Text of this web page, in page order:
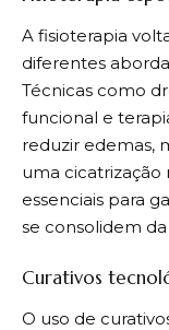
A fisioterapia
diferentes
Técnicas como
funcional e
reduzir edemas,
uma cicatrização
essenciais para
se consolidem
Curativos
O uso de